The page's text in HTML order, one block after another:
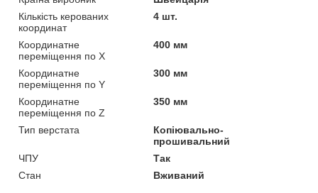
Кількість керованих
координат
4 шт.
Координатне
переміщення по Х
400 мм
Координатне
переміщення по Y
300 мм
Координатне
переміщення по Z
350 мм
Тип верстата
Копіювально-
прошивальний
ЧПУ
Так
Стан
Вживаний